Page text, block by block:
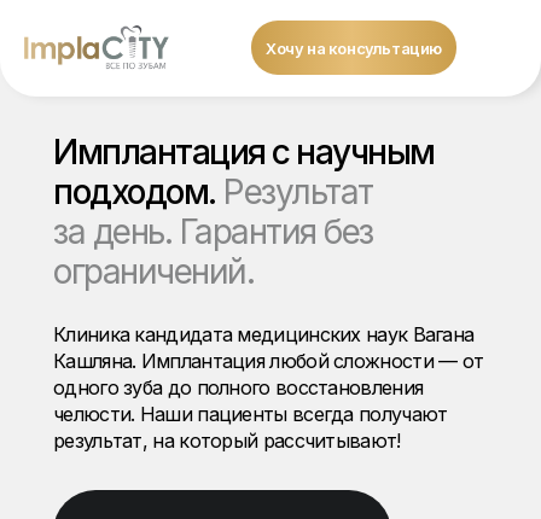
Хочу на консультацию
Имплантация с научным
подходом. Результат
за день. Гарантия без
ограничений.
Клиника кандидата медицинских наук Вагана
Кашляна. Имплантация любой сложности — от
одного зуба до полного восстановления
челюсти. Наши пациенты всегда получают
результат, на который рассчитывают!